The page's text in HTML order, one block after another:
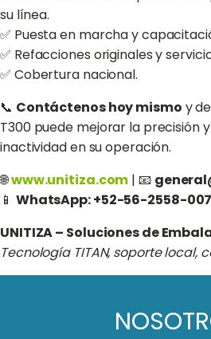
su línea.
✅ Puesta en marcha y
✅ Refacciones originales y
✅ Cobertura nacional.
📞 Contáctenos hoy mismo y
T300 puede mejorar la precisión
inactividad en su operación.
🌐www.unitiza.com | 📧
📱 WhatsApp: +52-56-2558-
UNITIZA – Soluciones de
Tecnología TITAN, soporte local,